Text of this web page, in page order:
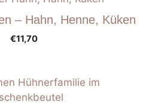
– Hahn, Henne, Küken
€11,70